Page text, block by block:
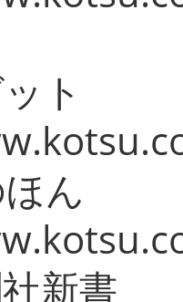
ト
ん
新書